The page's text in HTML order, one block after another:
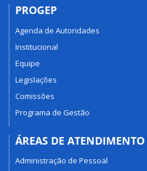
PROGEP
Agenda de Autoridades
Institucional
Equipe
Legislações
Comissões
Programa de Gestão
ÁREAS DE ATENDIMENTO
Administração de Pessoal